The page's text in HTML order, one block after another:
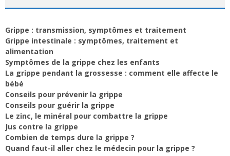
Grippe : transmission, symptômes et traitement
Grippe intestinale : symptômes, traitement et
alimentation
Symptômes de la grippe chez les enfants
La grippe pendant la grossesse : comment elle affecte le
bébé
Conseils pour prévenir la grippe
Conseils pour guérir la grippe
Le zinc, le minéral pour combattre la grippe
Jus contre la grippe
Combien de temps dure la grippe ?
Quand faut-il aller chez le médecin pour la grippe ?